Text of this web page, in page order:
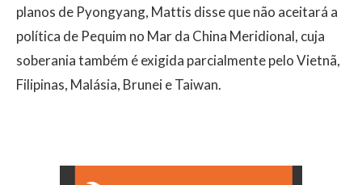
planos de Pyongyang, Mattis disse que não aceitará a
política de Pequim no Mar da China Meridional, cuja
soberania também é exigida parcialmente pelo Vietnã,
Filipinas, Malásia, Brunei e Taiwan.